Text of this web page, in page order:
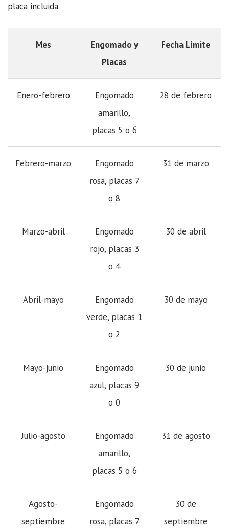
placa incluida.
Mes
Engomado y
Placas
Fecha Límite
Enero-febrero
Engomado
amarillo,
placas 5 o 6
28 de febrero
Febrero-marzo
Engomado
rosa, placas 7
o 8
31 de marzo
Marzo-abril
Engomado
rojo, placas 3
o 4
30 de abril
Abril-mayo
Engomado
verde, placas 1
o 2
30 de mayo
Mayo-junio
Engomado
azul, placas 9
o 0
30 de junio
Julio-agosto
Engomado
amarillo,
placas 5 o 6
31 de agosto
Agosto-
septiembre
Engomado
rosa, placas 7
30 de
septiembre